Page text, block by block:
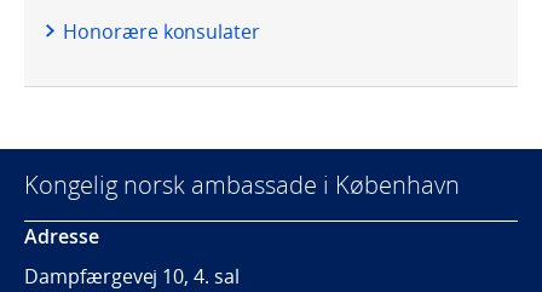
Honorære konsulater
Kongelig norsk ambassade i København
Adresse
Dampfærgevej 10, 4. sal